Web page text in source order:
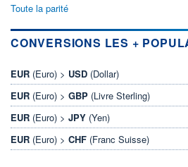
Toute la parité
CONVERSIONS LES +
EUR (Euro) > USD (Dollar)
EUR (Euro) > GBP (Livre Sterling)
EUR (Euro) > JPY (Yen)
EUR (Euro) > CHF (Franc Suisse)